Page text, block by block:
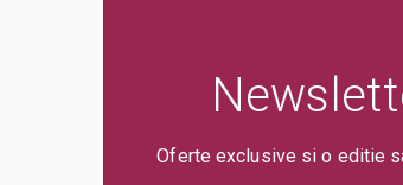
Oferte exclusive si o editie